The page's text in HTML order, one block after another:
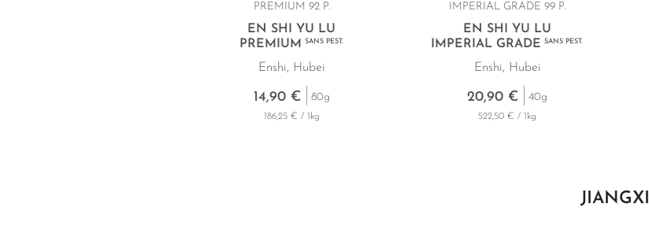
PREMIUM 92 P.
EN SHI YU LU
PREMIUMSANS PEST.
Enshi, Hubei
14,90 € 80g
186,25 € / 1kg
IMPERIAL GRADE 99 P.
EN SHI YU LU
IMPERIAL GRADESANS PEST.
Enshi, Hubei
20,90 € 40g
522,50 € / 1kg
JIANGXI